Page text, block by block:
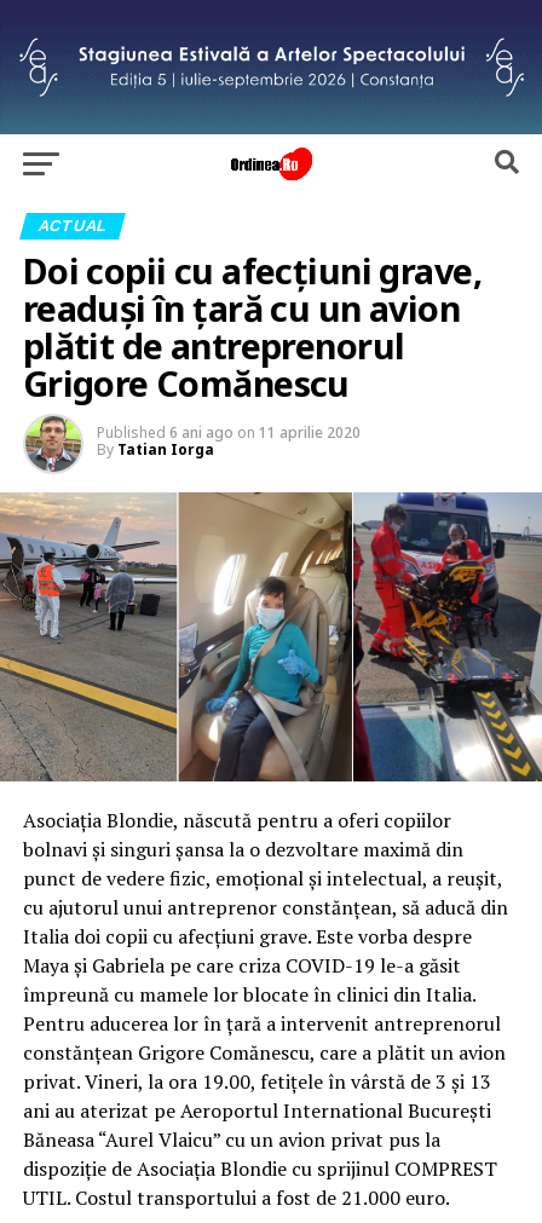
ACTUAL
Doi copii cu afecțiuni grave,
readuși în țară cu un avion
plătit de antreprenorul
Grigore Comănescu
Published 6 ani ago on 11 aprilie 2020
By Tatian Iorga
Asociația Blondie, născută pentru a oferi copiilor
bolnavi și singuri șansa la o dezvoltare maximă din
punct de vedere fizic, emoțional și intelectual, a reușit,
cu ajutorul unui antreprenor constănțean, să aducă din
Italia doi copii cu afecțiuni grave. Este vorba despre
Maya și Gabriela pe care criza COVID-19 le-a găsit
împreună cu mamele lor blocate în clinici din Italia.
Pentru aducerea lor în țară a intervenit antreprenorul
constănțean Grigore Comănescu, care a plătit un avion
privat. Vineri, la ora 19.00, fetițele în vârstă de 3 și 13
ani au aterizat pe Aeroportul International București
Băneasa “Aurel Vlaicu” cu un avion privat pus la
dispoziție de Asociația Blondie cu sprijinul COMPREST
UTIL. Costul transportului a fost de 21.000 euro.